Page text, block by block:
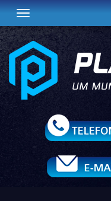
Toggle navigation